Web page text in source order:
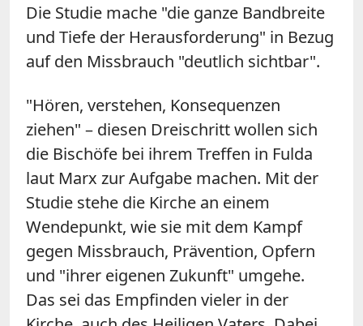
Die Studie mache "die ganze Bandbreite
und Tiefe der Herausforderung" in Bezug
auf den Missbrauch "deutlich sichtbar".
"Hören, verstehen, Konsequenzen
ziehen" – diesen Dreischritt wollen sich
die Bischöfe bei ihrem Treffen in Fulda
laut Marx zur Aufgabe machen. Mit der
Studie stehe die Kirche an einem
Wendepunkt, wie sie mit dem Kampf
gegen Missbrauch, Prävention, Opfern
und "ihrer eigenen Zukunft" umgehe.
Das sei das Empfinden vieler in der